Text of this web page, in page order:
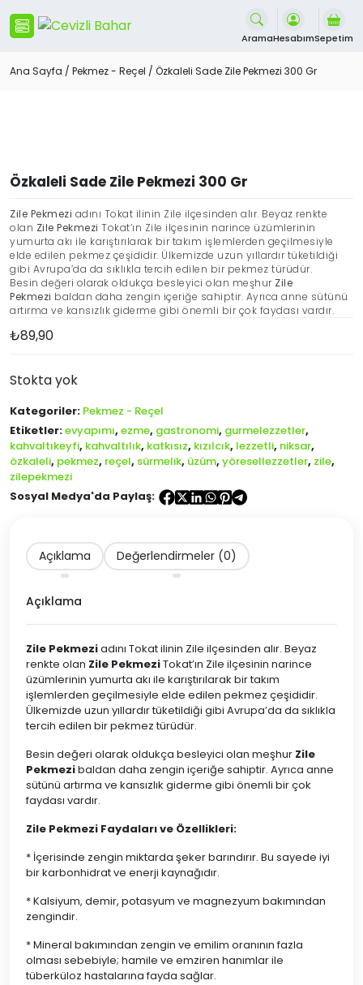
Geç
AramaHesabımSepetim
Ana Sayfa / Pekmez - Reçel / Özkaleli Sade Zile Pekmezi 300 Gr
Özkaleli Sade Zile Pekmezi 300 Gr
Zile Pekmezi adını Tokat ilinin Zile ilçesinden alır. Beyaz renkte
olan Zile Pekmezi Tokat’ın Zile ilçesinin narince üzümlerinin
yumurta akı ile karıştırılarak bir takım işlemlerden geçilmesiyle
elde edilen pekmez çeşididir. Ülkemizde uzun yıllardır tüketildiği
gibi Avrupa’da da sıklıkla tercih edilen bir pekmez türüdür.
Besin değeri olarak oldukça besleyici olan meşhur Zile
Pekmezi baldan daha zengin içeriğe sahiptir. Ayrıca anne sütünü
artırma ve kansızlık giderme gibi önemli bir çok faydası vardır.
₺89,90
Stokta yok
Kategoriler: Pekmez - Reçel
Etiketler:evyapımı, ezme, gastronomi, gurmelezzetler,
kahvaltıkeyfi, kahvaltılık, katkısız, kızılcık, lezzetli, niksar,
özkaleli, pekmez, reçel, sürmelik, üzüm, yöresellezzetler, zile,
zilepekmezi
Sosyal Medya'da Paylaş:
Açıklama Değerlendirmeler (0)
Açıklama
Zile Pekmeziadını Tokat ilinin Zile ilçesinden alır. Beyaz
renkte olan Zile PekmeziTokat’ın Zile ilçesinin narince
üzümlerinin yumurta akı ile karıştırılarak bir takım
işlemlerden geçilmesiyle elde edilen pekmez çeşididir.
Ülkemizde uzun yıllardır tüketildiği gibi Avrupa’da da sıklıkla
tercih edilen bir pekmez türüdür.
Besin değeri olarak oldukça besleyici olan meşhur Zile
Pekmezibaldan daha zengin içeriğe sahiptir. Ayrıca anne
sütünü artırma ve kansızlık giderme gibi önemli bir çok
faydası vardır.
Zile Pekmezi Faydaları ve Özellikleri:
* İçerisinde zengin miktarda şeker barındırır. Bu sayede iyi
bir karbonhidrat ve enerji kaynağıdır.
* Kalsiyum, demir, potasyum ve magnezyum bakımından
zengindir.
* Mineral bakımından zengin ve emilim oranının fazla
olması sebebiyle; hamile ve emziren hanımlar ile
tüberküloz hastalarına fayda sağlar.